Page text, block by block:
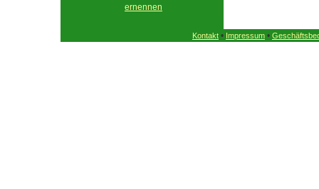
ernennen
Kontakt • Impressum •